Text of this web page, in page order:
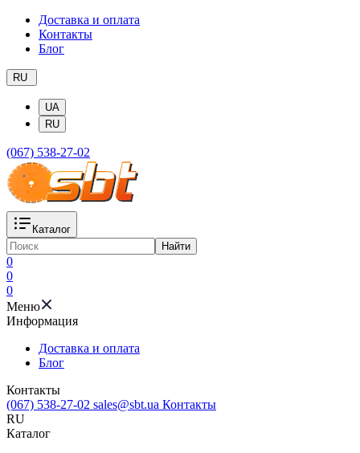
Доставка и оплата
Контакты
Блог
RU
UA
RU
(067) 538-27-02
Каталог
Найти
0
0
0
Меню
Информация
Доставка и оплата
Блог
Контакты
(067) 538-27-02 sales@sbt.ua Контакты
RU
Каталог